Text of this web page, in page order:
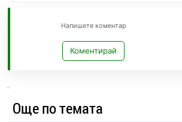
Напишете коментар
Коментирай
Още по темата